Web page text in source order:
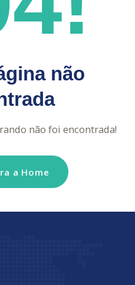
não
não foi encontrada!
a Home